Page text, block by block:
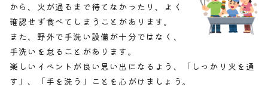
から、火が通るまで待てなかったり、よく
確認せず食べてしまうことがあります。
また、野外で手洗い設備が十分ではなく、
手洗いを怠ることがあります。
楽しいイベントが良い思い出になるよう、「しっかり火を通
す」、「手を洗う」ことを心がけましょう。